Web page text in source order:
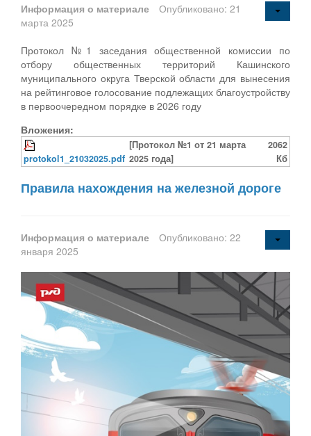
Информация о материале
Опубликовано: 21
марта 2025
Протокол №1 заседания общественной комиссии по
отбору общественных территорий Кашинского
муниципального округа Тверской области для вынесения
на рейтинговое голосование подлежащих благоустройству
в первоочередном порядке в 2026 году
Вложения:
protokol1_21032025.pdf
[Протокол №1 от 21 марта
2025 года]
2062
Кб
Правила нахождения на железной дороге
Информация о материале
Опубликовано: 22
января 2025